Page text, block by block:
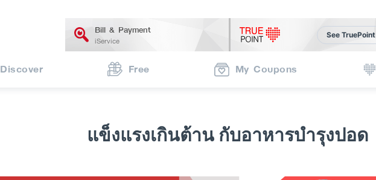
Bill & Payment
iService
See TruePoint
Discover Free My Coupons
แข็งแรงเกินต้าน กับอาหารบำรุงปอด